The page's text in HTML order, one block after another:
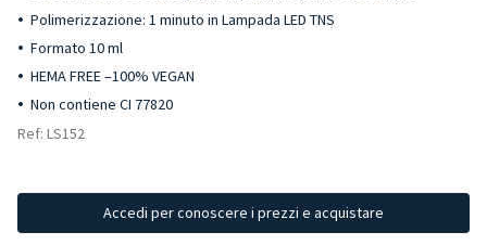
Polimerizzazione: 1 minuto in Lampada LED TNS
Formato 10 ml
HEMA FREE –100% VEGAN
Non contiene CI 77820
Ref: LS152
Accedi per conoscere i prezzi e acquistare